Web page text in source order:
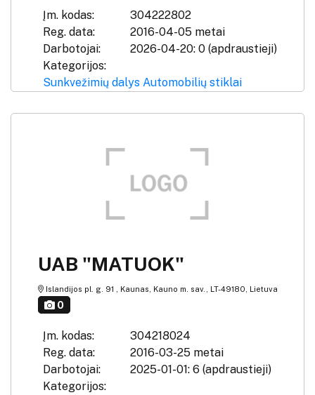
Įm. kodas:
304222802
Reg. data:
2016-04-05 metai
Darbotojai:
2026-04-20: 0 (apdraustieji)
Kategorijos:
Sunkvežimių dalys Automobilių stiklai
UAB "MATUOK"
Islandijos pl. g. 91 , Kaunas, Kauno m. sav., LT-49180, Lietuva
0
Įm. kodas:
304218024
Reg. data:
2016-03-25 metai
Darbotojai:
2025-01-01: 6 (apdraustieji)
Kategorijos: